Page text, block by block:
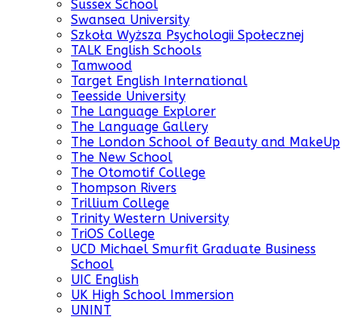
Sussex School
Swansea University
Szkoła Wyższa Psychologii Społecznej
TALK English Schools
Tamwood
Target English International
Teesside University
The Language Explorer
The Language Gallery
The London School of Beauty and MakeUp
The New School
The Otomotif College
Thompson Rivers
Trillium College
Trinity Western University
TriOS College
UCD Michael Smurfit Graduate Business
School
UIC English
UK High School Immersion
UNINT